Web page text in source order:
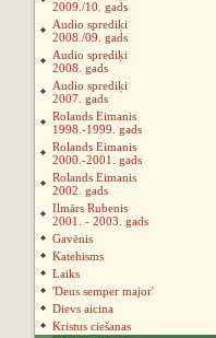
2009./10. gads
Audio sprediķi
2008./09. gads
Audio sprediķi
2008. gads
Audio sprediķi
2007. gads
Rolands Eimanis
1998.-1999. gads
Rolands Eimanis
2000.-2001. gads
Rolands Eimanis
2002. gads
Ilmārs Rubenis
2001. - 2003. gads
Gavēnis
Katehisms
Laiks
'Deus semper major'
Dievs aicina
Kristus ciešanas